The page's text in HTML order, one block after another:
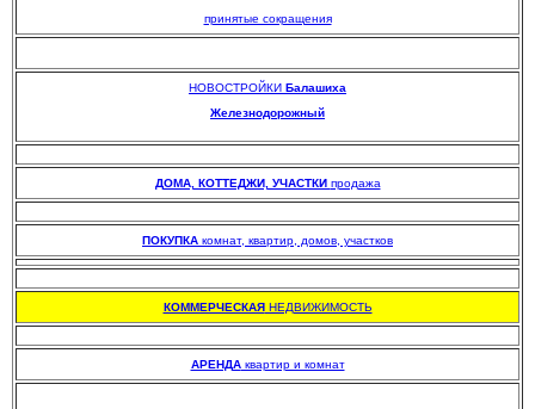
принятые сокращения
НОВОСТРОЙКИ Балашиха
Железнодорожный
ДОМА, КОТТЕДЖИ, УЧАСТКИ продажа
ПОКУПКА комнат, квартир, домов, участков
КОММЕРЧЕСКАЯНЕДВИЖИМОСТЬ
АРЕНДАквартир и комнат